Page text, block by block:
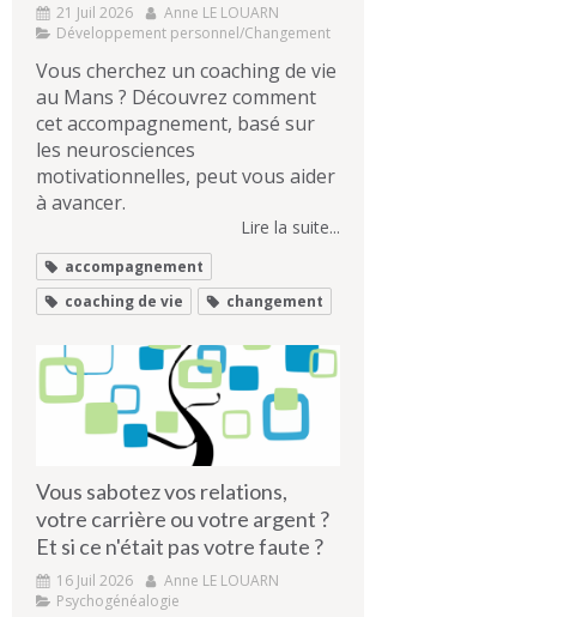
21 Juil 2026
Anne LE LOUARN
Développement personnel/Changement
Vous cherchez un coaching de vie
au Mans ? Découvrez comment
cet accompagnement, basé sur
les neurosciences
motivationnelles, peut vous aider
à avancer.
Lire la suite...
accompagnement
coaching de vie
changement
Vous sabotez vos relations,
votre carrière ou votre argent ?
Et si ce n'était pas votre faute ?
16 Juil 2026
Anne LE LOUARN
Psychogénéalogie